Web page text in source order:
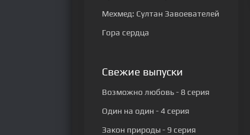
Мехмед: Султан Завоевателей
Гора сердца
Свежие выпуски
Возможно любовь- 8 серия
Один на один - 4 серия
Закон природы- 9 серия